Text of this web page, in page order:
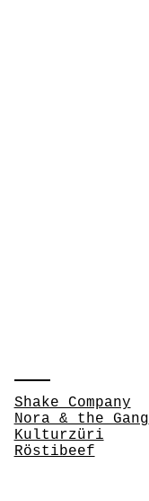
Shake Company
Nora & the Gang
Kulturzüri
Röstibeef